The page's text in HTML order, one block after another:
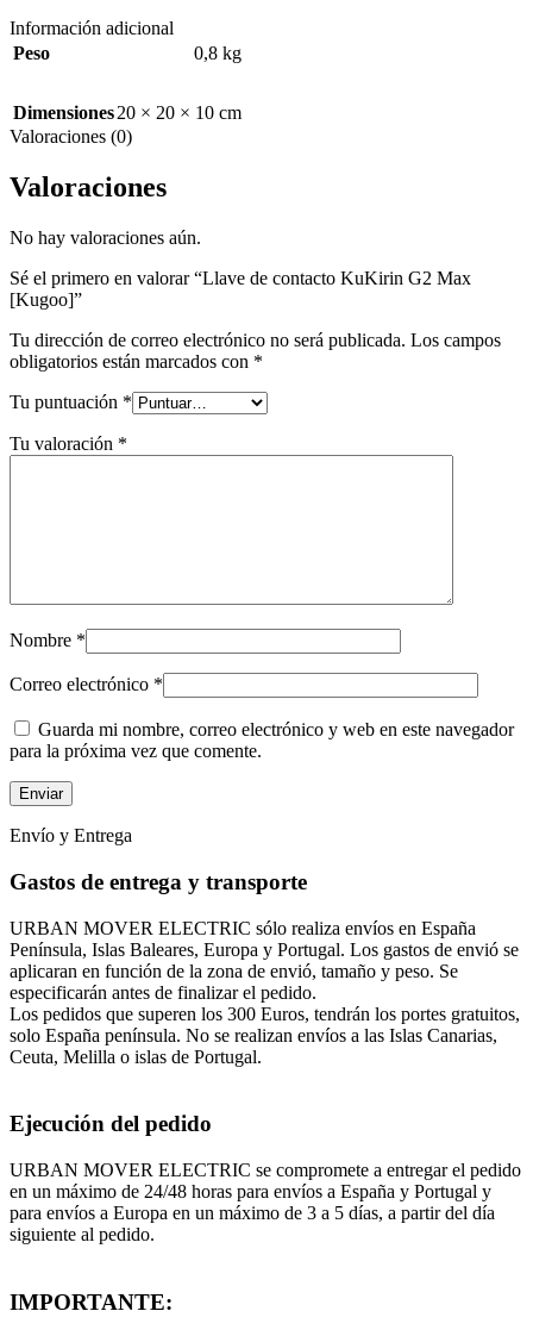
Información adicional
Peso
0,8 kg
Dimensiones20 × 20 × 10 cm
Valoraciones (0)
Valoraciones
No hay valoraciones aún.
Sé el primero en valorar “Llave de contacto KuKirin G2 Max
[Kugoo]”
Tu dirección de correo electrónico no será publicada. Los campos
obligatorios están marcados con *
Tu puntuación *
Tu valoración *
Nombre *
Correo electrónico *
Guarda mi nombre, correo electrónico y web en este navegador
para la próxima vez que comente.
Envío y Entrega
Gastos de entrega y transporte
URBAN MOVER ELECTRIC sólo realiza envíos en España
Península, Islas Baleares, Europa y Portugal. Los gastos de envió se
aplicaran en función de la zona de envió, tamaño y peso. Se
especificarán antes de finalizar el pedido.
Los pedidos que superen los 300 Euros, tendrán los portes gratuitos,
solo España península. No se realizan envíos a las Islas Canarias,
Ceuta, Melilla o islas de Portugal.
Ejecución del pedido
URBAN MOVER ELECTRIC se compromete a entregar el pedido
en un máximo de 24/48 horas para envíos a España y Portugal y
para envíos a Europa en un máximo de 3 a 5 días, a partir del día
siguiente al pedido.
IMPORTANTE: